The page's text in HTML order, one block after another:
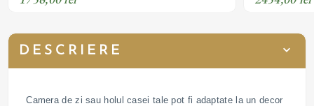
DESCRIERE
Camera de zi sau holul casei tale pot fi adaptate la un decor